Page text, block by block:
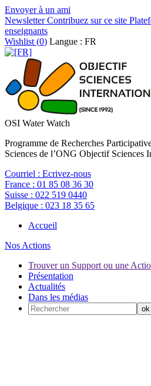
Envoyer à un ami
NewsletterContribuez sur ce site
enseignants
Wishlist (0) Langue : FR
OSI Water Watch
Programme de Recherches
Sciences de l’ONG Objectif Sciences
Courriel : Ecrivez-nous
France : 01 85 08 36 30
Suisse : 022 519 0440
Belgique : 023 18 35 65
Accueil
Nos Actions
Trouver un Support ou une
Présentation
Actualités
Dans les médias